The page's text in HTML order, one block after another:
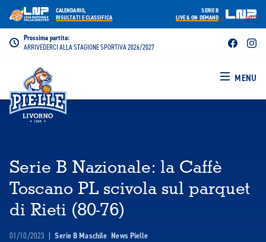
Prossima partita:
ARRIVEDERCI ALLA STAGIONE SPORTIVA 2026/2027
MENU
SERIE B
LIVE & ON DEMAND
CALENDARIO,
RISULTATI E CLASSIFICA
Serie B Nazionale: la Caffè
Toscano PL scivola sul parquet
di Rieti (80-76)
01/10/2023 | Serie B Maschile News Pielle